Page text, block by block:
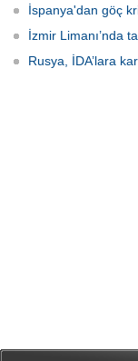
İspanya'dan göç
İzmir Limanı’nda
Rusya, İDA’lara